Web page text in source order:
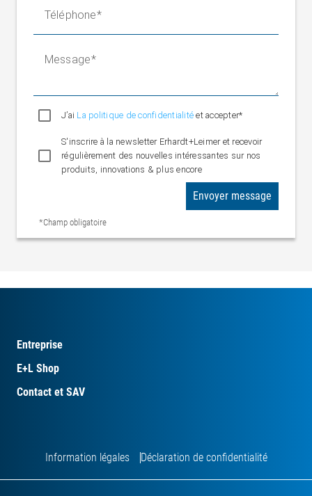
Téléphone
Message
J’ai La politique de confidentialitéet accepter*
S'inscrire à la newsletter Erhardt+Leimer et recevoir
régulièrement des nouvelles intéressantes sur nos
produits, innovations & plus encore
*Champ obligatoire
Envoyer message
Entreprise
E+L Shop
Contact et SAV
Information légales Déclaration de confidentialité